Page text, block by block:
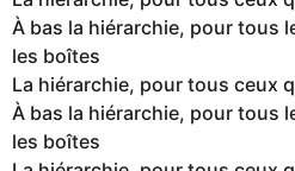
À bas la hiérarchie, pour tous
les boîtes
La hiérarchie, pour tous ceux
À bas la hiérarchie, pour tous
les boîtes